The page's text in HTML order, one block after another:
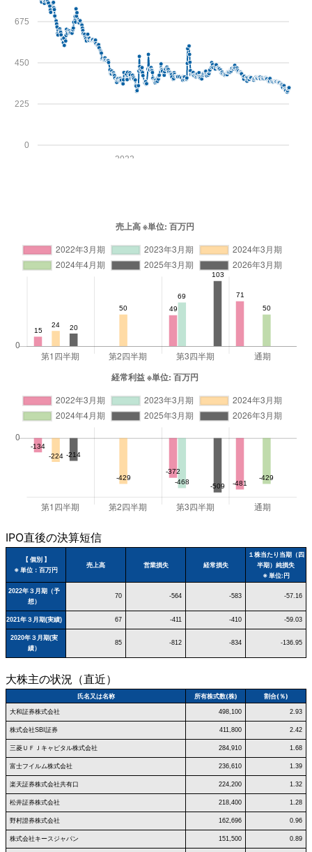
0
225
450
675
2022
IPO直後の決算短信
【 個別 】
※ 単位：百万円
売上高 営業損失 経常損失
１株当たり当期（四
半期）純損失
※ 単位:円
2022年３月期（予
想）
70 -564 -583 -57.16
2021年３月期(実績) 67 -411 -410 -59.03
2020年３月期(実
績）
85 -812 -834 -136.95
大株主の状況（直近）
氏名又は名称 所有株式数(株) 割合(％)
大和証券株式会社 498,100 2.93
株式会社SBI証券 411,800 2.42
三菱ＵＦＪキャピタル株式会社 284,910 1.68
富士フイルム株式会社 236,610 1.39
楽天証券株式会社共有口 224,200 1.32
松井証券株式会社 218,400 1.28
野村證券株式会社 162,696 0.96
株式会社キースジャパン 151,500 0.89